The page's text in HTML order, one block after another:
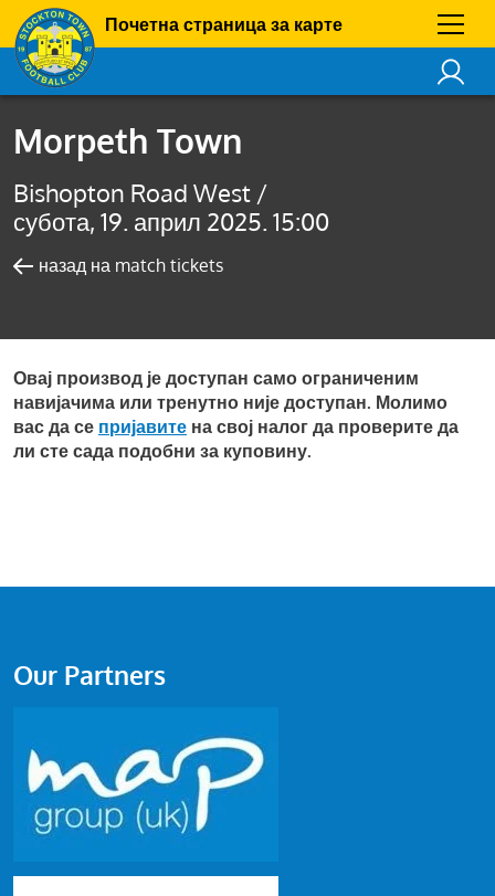
Почетна страница за карте
Morpeth Town
Bishopton Road West /
субота, 19. април 2025. 15:00
назад на match tickets
Овај производ је доступан само ограниченим
навијачима или тренутно није доступан. Молимо
вас да се пријавите на свој налог да проверите да
ли сте сада подобни за куповину.
Our Partners